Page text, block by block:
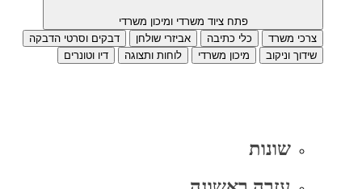
פתח ציוד משרדי ומיכון משרדי
צרכי משרד
כלי כתיבה אביזרי שולחן
דבקים וסרטי הדבקה
שידוך וניקוב
מיכון משרדי לוחות ותצוגה דיו וטונרים
שונות